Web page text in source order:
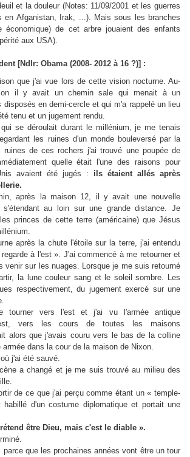
et la douleur (Notes: 11/09/2001 et les guerres
en Afganistan, Irak, ...). Mais sous les branches
économique) de cet arbre jouaient des enfants
aux USA).
[Ndlr: Obama (2008- 2012 à 16 ?)] :
que j'ai vue lors de cette vision nocturne. Au-
il y avait un chemin sale qui menait à un
disposés en demi-cercle et qui m'a rappelé un lieu
tenu et un jugement rendu.
se déroulait durant le millénium, je me tenais
les ruines d'un monde bouleversé par la
ruines de ces rochers j'ai trouvé une poupée de
quelle était l'une des raisons pour
avaient été jugés : ils étaient allés après
après la maison 12, il y avait une nouvelle
s'étendant au loin sur une grande distance. Je
princes de cette terre (américaine) que Jésus
après la chute l'étoile sur la terre, j'ai entendu
à l'est ». J'ai commencé à me retourner et
venir sur les nuages. Lorsque je me suis retourné
la lune couleur sang et le soleil sombre. Les
respectivement, du jugement exercé sur une
tourner vers l'est et j'ai vu l'armée antique
vers les cours de toutes les maisons
alors que j'avais couru vers le bas de la colline
armée dans la cour de la maison de Nixon.
j'ai été sauvé.
a changé et je me suis trouvé au milieu des
de ce que j'ai perçu comme étant un « temple-
d'un costume diplomatique et portait une
être Dieu, mais c'est le diable ».
parce que les prochaines années vont être un tour